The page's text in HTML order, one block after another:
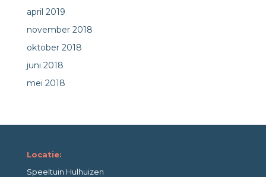
april 2019
november 2018
oktober 2018
juni 2018
mei 2018
Locatie:
Speeltuin Hulhuizen